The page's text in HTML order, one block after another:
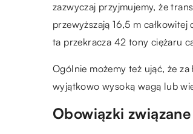
zazwyczaj przyjmujemy, że
przewyższają 16,5 m
ta przekracza 42 tony ciężaru
Ogólnie możemy też ująć, że
wyjątkowo wysoką wagą lub
Obowiązki